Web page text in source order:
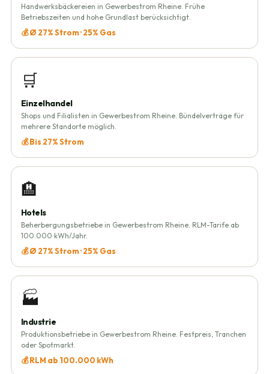
Handwerksbäckereien in Gewerbestrom Rheine. Frühe
Betriebszeiten und hohe Grundlast berücksichtigt.
💰 Ø 27% Strom · 25% Gas
🛒
Einzelhandel
Shops und Filialisten in Gewerbestrom Rheine. Bündelverträge für
mehrere Standorte möglich.
💰 Bis 27% Strom
🏨
Hotels
Beherbergungsbetriebe in Gewerbestrom Rheine. RLM-Tarife ab
100.000 kWh/Jahr.
💰 Ø 27% Strom · 25% Gas
🏭
Industrie
Produktionsbetriebe in Gewerbestrom Rheine. Festpreis, Tranchen
oder Spotmarkt.
💰 RLM ab 100.000 kWh